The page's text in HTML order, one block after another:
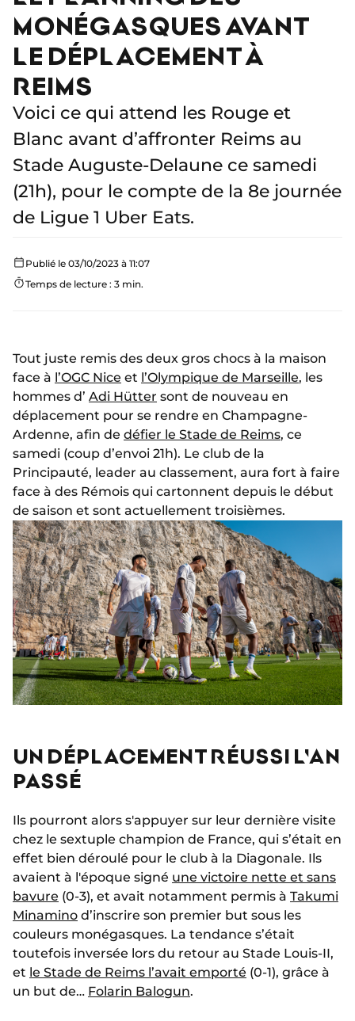
MONÉGASQUES AVANT
LE DÉPLACEMENT À
REIMS
Voici ce qui attend les Rouge et
Blanc avant d’affronter Reims au
Stade Auguste-Delaune ce samedi
(21h), pour le compte de la 8e journée
de Ligue 1 Uber Eats.
Publié le 03/10/2023 à 11:07
Temps de lecture : 3 min.
Tout juste remis des deux gros chocs à la maison
face à l’OGC Nice et l’Olympique de Marseille, les
hommes d’ Adi Hütter sont de nouveau en
déplacement pour se rendre en Champagne-
Ardenne, afin de défier le Stade de Reims, ce
samedi (coup d’envoi 21h). Le club de la
Principauté, leader au classement, aura fort à faire
face à des Rémois qui cartonnent depuis le début
de saison et sont actuellement troisièmes.
UN DÉPLACEMENT RÉUSSI L'AN
PASSÉ
Ils pourront alors s'appuyer sur leur dernière visite
chez le sextuple champion de France, qui s’était en
effet bien déroulé pour le club à la Diagonale. Ils
avaient à l'époque signé une victoire nette et sans
bavure (0-3), et avait notamment permis à Takumi
Minamino d’inscrire son premier but sous les
couleurs monégasques. La tendance s’était
toutefois inversée lors du retour au Stade Louis-II,
et le Stade de Reims l’avait emporté (0-1), grâce à
un but de… Folarin Balogun.